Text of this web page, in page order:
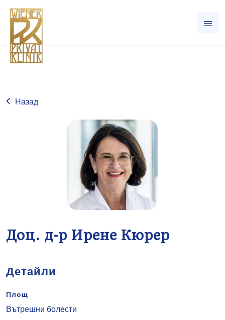
Назад
Доц. д-р Ирене Кюрер
Детайли
Площ
Вътрешни болести